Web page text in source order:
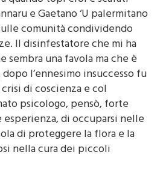
e Gaetano ‘U palermitano
comunità condividendo
Il disinfestatore che mi ha
sembra una favola ma che è
l’ennesimo insuccesso fu
di coscienza e col
psicologo, pensò, forte
di occuparsi nelle
di proteggere la flora e la
nella cura dei piccoli